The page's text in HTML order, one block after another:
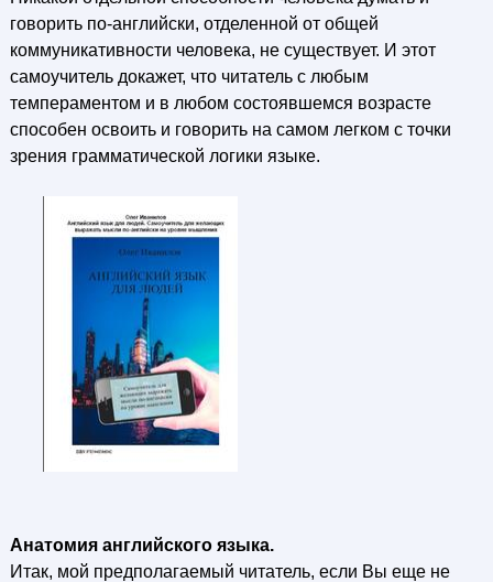
говорить по-английски, отделенной от общей
коммуникативности человека, не существует. И этот
самоучитель докажет, что читатель с любым
темпераментом и в любом состоявшемся возрасте
способен освоить и говорить на самом легком с точки
зрения грамматической логики языке.
Анатомия английского языка.
Итак, мой предполагаемый читатель, если Вы еще не